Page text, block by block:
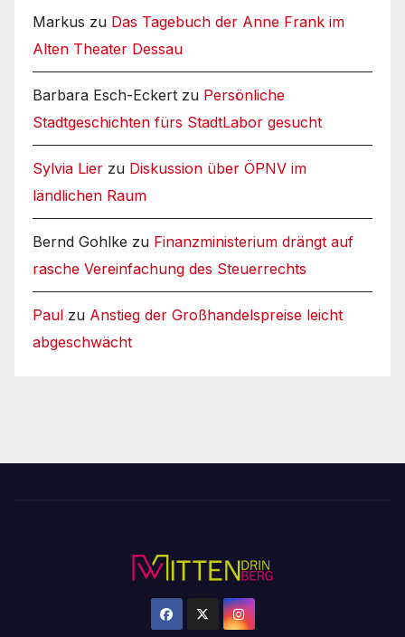
Markus zu Das Tagebuch der Anne Frank im
Alten Theater Dessau
Barbara Esch-Eckert zu Persönliche
Stadtgeschichten fürs StadtLabor gesucht
Sylvia Lier zu Diskussion über ÖPNV im
ländlichen Raum
Bernd Gohlke zu Finanzministerium drängt auf
rasche Vereinfachung des Steuerrechts
Paul zu Anstieg der Großhandelspreise leicht
abgeschwächt